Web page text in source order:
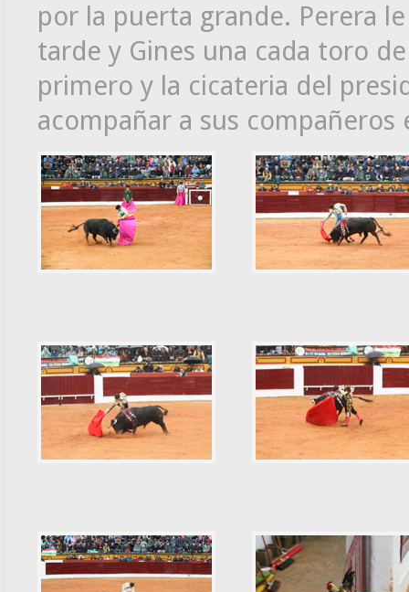
por la puerta grande. Perera
tarde y Gines una cada toro
primero y la cicateria del
acompañar a sus